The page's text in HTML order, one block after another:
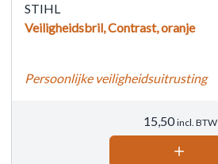
STIHL
Veiligheidsbril, Contrast, oranje
Persoonlijke veiligheidsuitrusting
15,50 incl. BTW